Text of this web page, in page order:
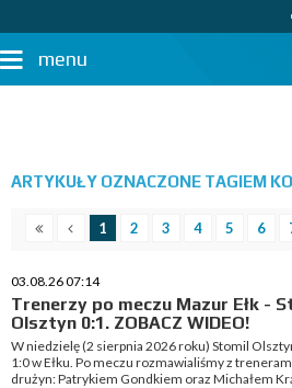
menu
ARTYKUŁY OZNACZONE TAGIEM
1 2 3 4 5 6
03.08.26 07:14
Trenerzy po meczu Mazur Ełk -
Olsztyn 0:1. ZOBACZ WIDEO!
W niedzielę (2 sierpnia 2026 roku) Stomil
1:0 w Ełku. Po meczu rozmawialiśmy z
drużyn: Patrykiem Gondkiem oraz Michałem